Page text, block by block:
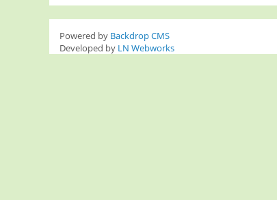
Powered by Backdrop CMS
Developed by LN Webworks